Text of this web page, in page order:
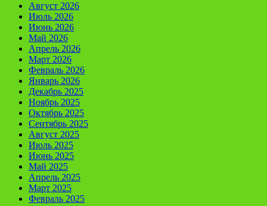
Август 2026
Июль 2026
Июнь 2026
Май 2026
Апрель 2026
Март 2026
Февраль 2026
Январь 2026
Декабрь 2025
Ноябрь 2025
Октябрь 2025
Сентябрь 2025
Август 2025
Июль 2025
Июнь 2025
Май 2025
Апрель 2025
Март 2025
Февраль 2025